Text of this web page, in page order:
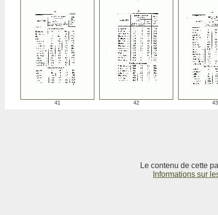
41 42 43
Le contenu de cette
Informations sur